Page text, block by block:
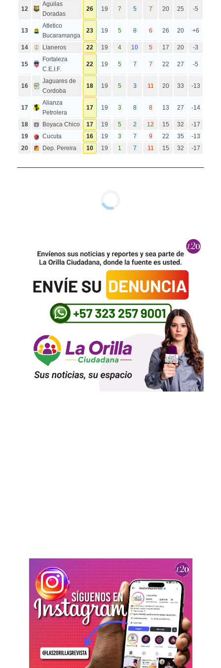
12
Aguilas
Doradas
26 19 7 5 7 20 25 -5
13
Atletico
Bucaramanga
23 19 5 8 6 26 20 +6
14 Llaneros 22 19 4 10 5 17 20 -3
15
Fortaleza
C.E.I.F.
22 19 5 7 7 22 27 -5
16
Jaguares de
Cordoba
18 19 5 3 11 20 33 -13
17
Alianza
Petrolera
17 19 3 8 8 13 27 -14
18 Boyaca Chico 17 19 5 2 12 15 32
-17
19
Cucuta 16 19 3 7 9 22 35
-13
20
Dep. Pereira 10 19 1 7 11 15 32 -17